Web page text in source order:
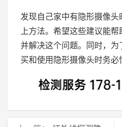
发现自己家中有隐形摄像
上方法。希望这些建议能
并解决这个问题。同时，
买和使用隐形摄像头时务必